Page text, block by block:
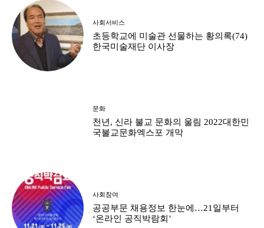
사회서비스
초등학교에 미술관 선물하는 황의록(74)
한국미술재단 이사장
문화
천년, 신라 불교 문화의 울림 2022대한민
국불교문화엑스포 개막
사회참여
공공부문 채용정보 한눈에…21일부터
‘온라인 공직박람회’